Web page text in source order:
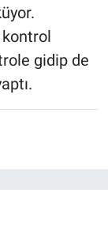
kontrol
gidip de